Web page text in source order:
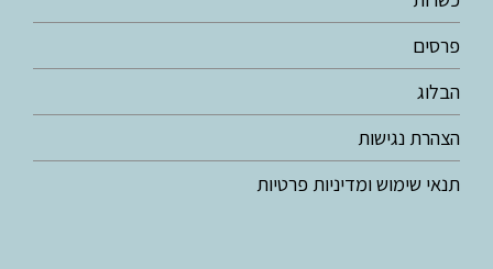
פרסים
הבלוג
הצהרת נגישות
תנאי שימוש ומדיניות פרטיות